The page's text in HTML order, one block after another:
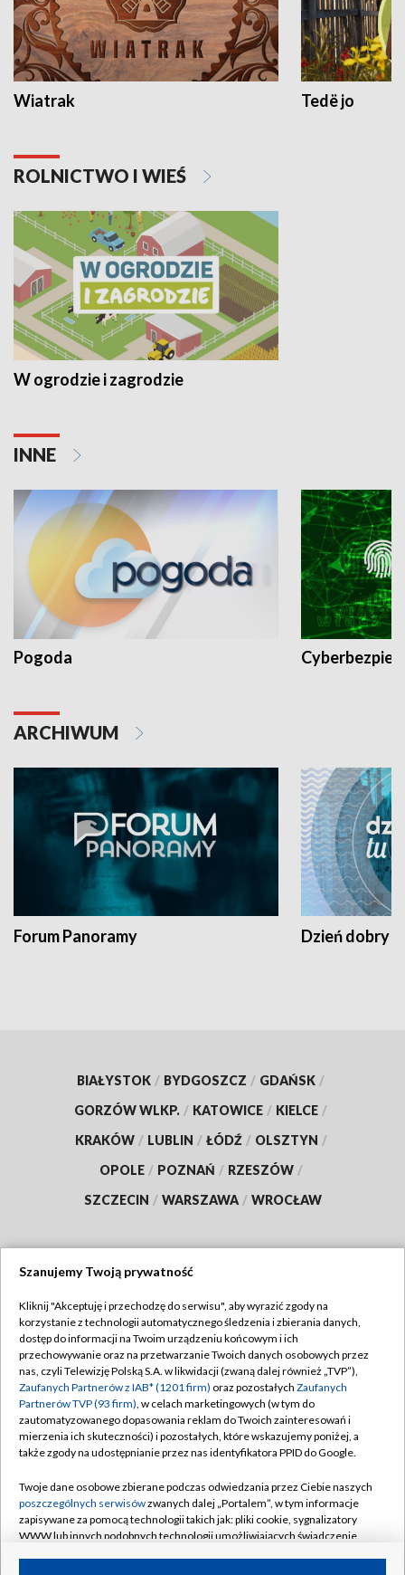
Wiatrak Tedë jo
ROLNICTWO I WIEŚ
W ogrodzie i zagrodzie
INNE
Pogoda
ARCHIWUM
Forum Panoramy Dzień dobry
BIAŁYSTOK / BYDGOSZCZ / GDAŃSK /
GORZÓW WLKP. / KATOWICE / KIELCE /
KRAKÓW / LUBLIN / ŁÓDŹ / OLSZTYN /
OPOLE / POZNAŃ / RZESZÓW /
SZCZECIN / WARSZAWA / WROCŁAW
TVP
Abonament TVP
Emisja w TVP
Centrum informacji TVP
Naziemna Telewizja Cyfrowa
Rada Programowa
System NOS
Informacje o nadawcy
Regulamin TVP
Polityka prywatności
Moje zgody
Pomoc
Kontakt
Kanały
Szanujemy Twoją prywatność
Kliknij "Akceptuję i przechodzę do serwisu", aby wyrazić zgody na
korzystanie z technologii automatycznego śledzenia i zbierania danych,
dostęp do informacji na Twoim urządzeniu końcowym i ich
przechowywanie oraz na przetwarzanie Twoich danych osobowych przez
nas, czyli Telewizję Polską S.A. w likwidacji (zwaną dalej również „TVP”),
Zaufanych Partnerów z IAB* (1201 firm) oraz pozostałych Zaufanych
Partnerów TVP (93 firm), w celach marketingowych (w tym do
zautomatyzowanego dopasowania reklam do Twoich zainteresowań i
mierzenia ich skuteczności) i pozostałych, które wskazujemy poniżej, a
także zgody na udostępnianie przez nas identyfikatora PPID do Google.
Twoje dane osobowe zbierane podczas odwiedzania przez Ciebie naszych
poszczególnych serwisówzwanych dalej „Portalem”, w tym informacje
zapisywane za pomocą technologii takich jak: pliki cookie, sygnalizatory
WWW lub innych podobnych technologii umożliwiających świadczenie